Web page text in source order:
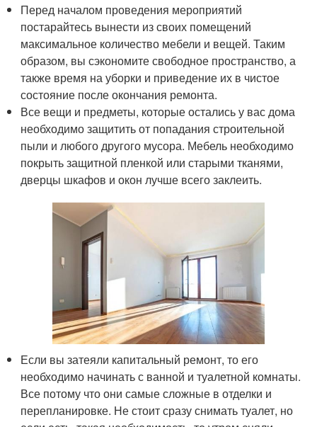
Перед началом проведения мероприятий
постарайтесь вынести из своих помещений
максимальное количество мебели и вещей. Таким
образом, вы сэкономите свободное пространство, а
также время на уборки и приведение их в чистое
состояние после окончания ремонта.
Все вещи и предметы, которые остались у вас дома
необходимо защитить от попадания строительной
пыли и любого другого мусора. Мебель необходимо
покрыть защитной пленкой или старыми тканями,
дверцы шкафов и окон лучше всего заклеить.
Если вы затеяли капитальный ремонт, то его
необходимо начинать с ванной и туалетной комнаты.
Все потому что они самые сложные в отделки и
перепланировке. Не стоит сразу снимать туалет, но